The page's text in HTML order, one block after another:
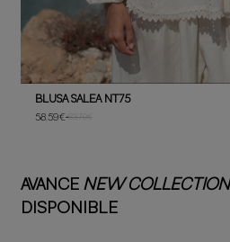
BLUSA SALEA NT75
58,59€-83,70€
AVANCENEW
DISPONIBLE